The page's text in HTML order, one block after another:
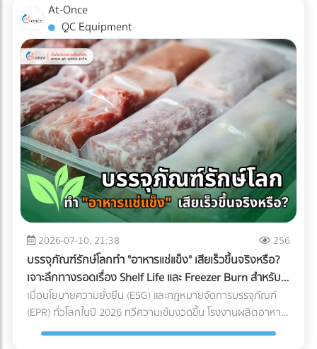
Ink ระดับอุตสาหกรรม เข้ามาค้นหาและเปรียบเทียบพาร์ทเนอร์โรง
พิมพ์คุณภาพได้ฟรีที่ At-once แพลตฟอร์มรวมบริษัท B2B ชั้น
นำของไทย!
ไม่ได้มีแค่เรื่องของการเลือกเฟอร์นิเจอร์สวยๆ หรือจัดแสงไฟให้
ถ่ายรูปออกมาดูดีเท่านั้น หากคุณกำลังวางแผนจะต่อเติมพื้นที่
ชั้นบนสุด นี่คือข้อควรรู้สำคัญที่คุณต้องเช็กให้ชัวร์ก่อนที่งบ
ประมาณจะบานปลาย 1. โครงสร้างอาคารเดิมรับน้ำหนักไหวหรือ
ไม่? (Structural Load) สิ่งแรกที่ต้องคำนึงถึงคือ "ความแข็งแรง
ของโครงสร้าง" ดาดฟ้าตึกแถวเก่าส่วนใหญ่ถูกออกแบบมาเพื่อ
รับน้ำหนักของตัวโครงสร้างเองและแท็งก์น้ำเท่านั้น ไม่ได้เผื่อ
สำหรับการรับน้ำหนักของกระถางต้นไม้ขนาดใหญ่ ดินอุ้มน้ำ พื้น
ไม้เทียม หรือจำนวนคนที่ขึ้นไปรวมตัวกันหนาแน่น สิ่งที่ต้องทำ:
ควรปรึกษาวิศวกรโครงสร้างเพื่อประเมินความสามารถในการรับ
น้ำหนัก (Live Load และ Dead Load) ก่อนตัดสินใจเทปูนเพิ่ม
หรือนำของหนักขึ้นไปติดตั้ง เพื่อป้องกันอันตรายจากโครงสร้าง
ทรุดตัว 2. กฎหมายอาคารและทางหนีไฟ (Safety Regulations)
การเปลี่ยนพื้นที่ดาดฟ้าให้เป็นพื้นที่สาธารณะที่มีคนใช้งานจำนวน
มาก ต้องคำนึงถึงกฎหมายควบคุมอาคารอย่างเคร่งครัด สิ่งที่
ต้องทำ: ตรวจสอบความสูงของราวกันตก (Parapet) ว่ามีความ
สูงเพียงพอและแข็งแรงหรือไม่ นอกจากนี้ต้องมีป้ายบอกทางหนี
ไฟที่ชัดเจน ระบบแสงสว่างฉุกเฉิน และบันไดที่กว้างพอสำหรับการ
อพยพผู้คนหากเกิดเหตุฉุกเฉิน 3. สภาพการระบายน้ำ
(Drainage System) ดาดฟ้าคือด่านแรกที่ต้องปะทะกับพายุฝน
At-Once
QC Equipment
2026-07-10, 21:38 256
บรรจุภัณฑ์รักษ์โลกทำ "อาหารแช่แข็ง" เสียเร็วขึ้นจริงหรือ?
เจาะลึกทางรอดเรื่อง Shelf Life และ Freezer Burn สำหรับ
โรงงานอุตสาหกรรม
เมื่อนโยบายความยั่งยืน (ESG) และกฎหมายจัดการบรรจุภัณฑ์
(EPR) ทั่วโลกในปี 2026 ทวีความเข้มงวดขึ้น โรงงานผลิตอาหาร
หลายแห่งต่างถูกกดดันให้เปลี่ยนมาใช้ "บรรจุภัณฑ์รักษ์โลก" แต่